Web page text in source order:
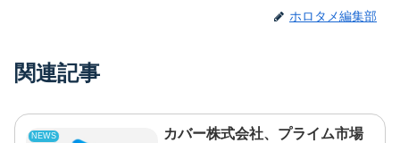
ホロタメ編集部
関連記事
NEWS
カバー株式会社、プライム市場